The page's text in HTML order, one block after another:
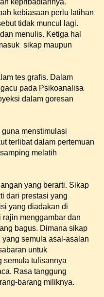
kepribadiannya.
kebiasaan perlu latihan
tidak muncul lagi.
menulis. Ketiga hal
sikap maupun
tes grafis. Dalam
pada Psikoanalisa
dalam goresan
menstimulasi
terlibat dalam pertemuan
melatih
yang berarti. Sikap
dari prestasi yang
yang diadakan di
menggambar dan
bagus. Dimana sikap
semula asal-asalan
untuk
semula tulisannya
Rasa tanggung
barang miliknya.